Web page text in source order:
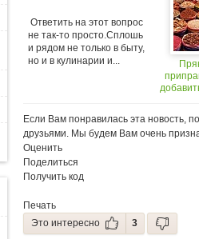
Ответить на этот вопрос
не так-то просто.Сплошь
и рядом не только в быту,
но и в кулинарии и...
Если Вам понравилась эта новость,
друзьями. Мы будем Вам очень
Оценить
Поделиться
Получить код
Печать
Это интересно
3